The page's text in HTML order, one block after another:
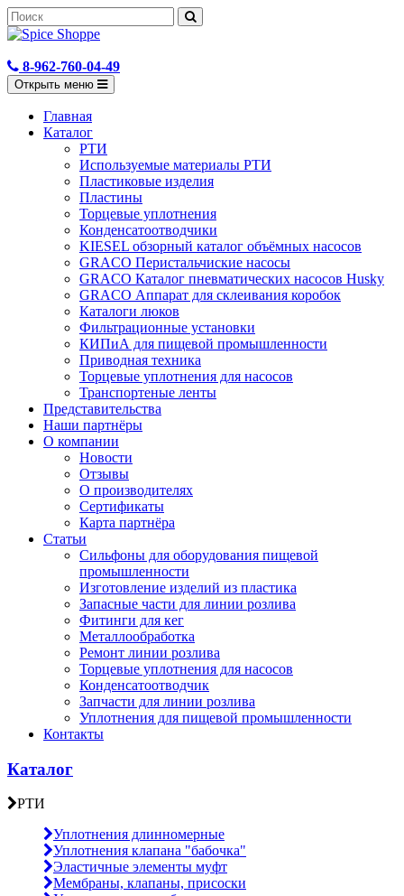
8-962-760-04-49
Открыть меню
Главная
Каталог
РТИ
Используемые материалы РТИ
Пластиковые изделия
Пластины
Торцевые уплотнения
Конденсатоотводчики
KIESEL обзорный каталог объёмных насосов
GRACO Перистальчиские насосы
GRACO Каталог пневматических насосов Husky
GRACO Аппарат для склеивания коробок
Каталоги люков
Фильтрационные установки
КИПиА для пищевой промышленности
Приводная техника
Торцевые уплотнения для насосов
Транспортеные ленты
Представительства
Наши партнёры
О компании
Новости
Отзывы
О производителях
Сертификаты
Карта партнёра
Статьи
Сильфоны для оборудования пищевой
промышленности
Изготовление изделий из пластика
Запасные части для линии розлива
Фитинги для кег
Металлообработка
Ремонт линии розлива
Торцевые уплотнения для насосов
Конденсатоотводчик
Запчасти для линии розлива
Уплотнения для пищевой промышленности
Контакты
Каталог
РТИ
Уплотнения длинномерные
Уплотнения клапана "бабочка"
Эластичные элементы муфт
Мембраны, клапаны, присоски